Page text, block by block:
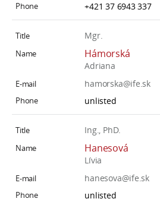
+421 37 6943 337
Mgr.
Hámorská
Adriana
hamorska@ife.sk
unlisted
Ing., PhD.
Hanesová
Lívia
hanesova@ife.sk
unlisted